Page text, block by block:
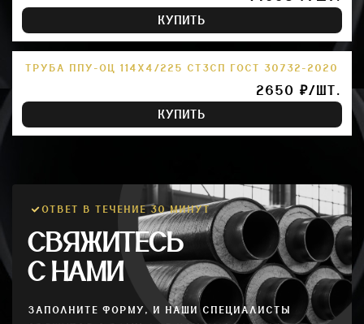
КУПИТЬ
ТРУБА ППУ-ОЦ 114Х4/225 СТ3СП ГОСТ 30732-2020
2650 ₽/ШТ.
КУПИТЬ
ОТВЕТ В ТЕЧЕНИЕ 30 МИНУТ
СВЯЖИТЕСЬ
С НАМИ
ЗАПОЛНИТЕ ФОРМУ, И НАШИ СПЕЦИАЛИСТЫ